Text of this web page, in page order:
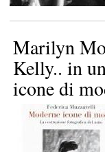
Marilyn
Kelly.. in
icone di